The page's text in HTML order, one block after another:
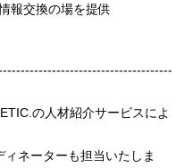
報交換の場を提供
の人材紹介サービスによ
ネーターも担当いたしま